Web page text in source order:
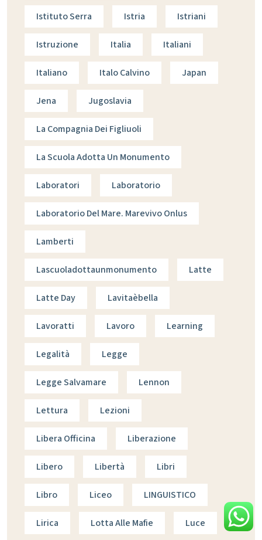
Istituto Serra Istria Istriani
Istruzione Italia Italiani
Italiano Italo Calvino Japan
Jena Jugoslavia
La Compagnia Dei Figliuoli
La Scuola Adotta Un Monumento
Laboratori Laboratorio
Laboratorio Del Mare. Marevivo Onlus
Lamberti
Lascuoladottaunmonumento Latte
Latte Day Lavitaèbella
Lavoratti Lavoro Learning
Legalità Legge
Legge Salvamare Lennon
Lettura Lezioni
Libera Officina Liberazione
Libero Libertà Libri
Libro Liceo LINGUISTICO
Lirica Lotta Alle Mafie Luce